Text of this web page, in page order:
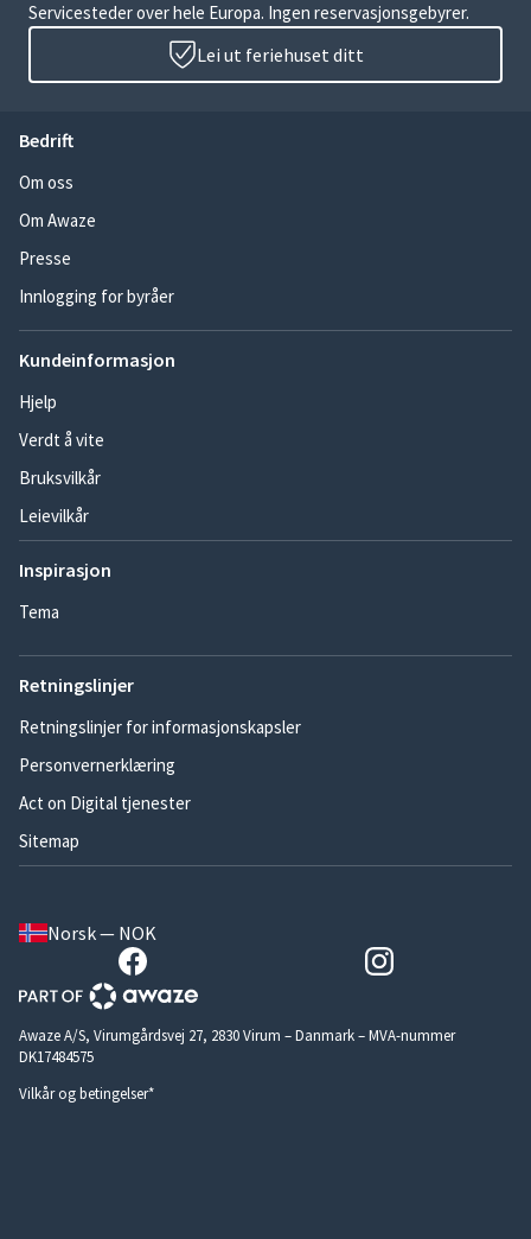
Servicesteder over hele Europa. Ingen reservasjonsgebyrer.
Lei ut feriehuset ditt
Bedrift
Om oss
Om Awaze
Presse
Innlogging for byråer
Kundeinformasjon
Hjelp
Verdt å vite
Bruksvilkår
Leievilkår
Inspirasjon
Tema
Retningslinjer
Retningslinjer for informasjonskapsler
Personvernerklæring
Act on Digital tjenester
Sitemap
Norsk — NOK
Awaze A/S, Virumgårdsvej 27, 2830 Virum – Danmark – MVA-nummer
DK17484575
Vilkår og betingelser*